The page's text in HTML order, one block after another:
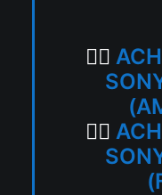
👉🏼
👉🏼